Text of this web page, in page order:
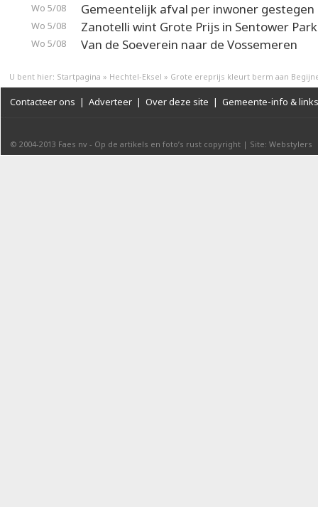
Wo 5/08 Gemeentelijk afval per inwoner gestegen
Wo 5/08 Zanotelli wint Grote Prijs in Sentower Park
Wo 5/08 Van de Soeverein naar de Vossemeren
U bent hier: Startpagina » Hechtel-Eksel » Grote ereprijs kleurt berm aan
Contacteer ons | Adverteer | Over deze site | Gemeente-info & links
© 2004-2013 Faes nv - Op de artikels en foto’s rust copyright | Site: Webstylers